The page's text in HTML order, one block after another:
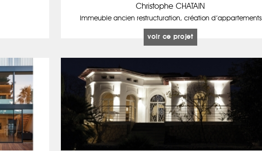
Christophe CHATAIN
Immeuble ancien restructuration, création d’appartements
voir ce projet